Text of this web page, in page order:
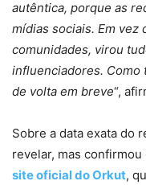
autêntica, porque as
mídias sociais. Em vez
comunidades, virou
influenciadores. Como
de volta em breve“,
Sobre a data exata do
revelar, mas
site oficial do Orkut,